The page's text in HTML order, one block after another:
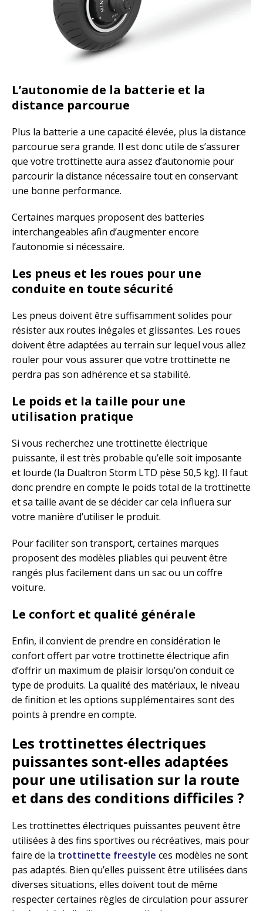
L’autonomie de la batterie et la
distance parcourue
Plus la batterie a une capacité élevée, plus la distance
parcourue sera grande. Il est donc utile de s’assurer
que votre trottinette aura assez d’autonomie pour
parcourir la distance nécessaire tout en conservant
une bonne performance.
Certaines marques proposent des batteries
interchangeables afin d’augmenter encore
l’autonomie si nécessaire.
Les pneus et les roues pour une
conduite en toute sécurité
Les pneus doivent être suffisamment solides pour
résister aux routes inégales et glissantes. Les roues
doivent être adaptées au terrain sur lequel vous allez
rouler pour vous assurer que votre trottinette ne
perdra pas son adhérence et sa stabilité.
Le poids et la taille pour une
utilisation pratique
Si vous recherchez une trottinette électrique
puissante, il est très probable qu’elle soit imposante
et lourde (la Dualtron Storm LTD pèse 50,5 kg). Il faut
donc prendre en compte le poids total de la trottinette
et sa taille avant de se décider car cela influera sur
votre manière d’utiliser le produit.
Pour faciliter son transport, certaines marques
proposent des modèles pliables qui peuvent être
rangés plus facilement dans un sac ou un coffre
voiture.
Le confort et qualité générale
Enfin, il convient de prendre en considération le
confort offert par votre trottinette électrique afin
d’offrir un maximum de plaisir lorsqu’on conduit ce
type de produits. La qualité des matériaux, le niveau
de finition et les options supplémentaires sont des
points à prendre en compte.
Les trottinettes électriques
puissantes sont-elles adaptées
pour une utilisation sur la route
et dans des conditions difficiles ?
Les trottinettes électriques puissantes peuvent être
utilisées à des fins sportives ou récréatives, mais pour
faire de la trottinette freestyle ces modèles ne sont
pas adaptés. Bien qu’elles puissent être utilisées dans
diverses situations, elles doivent tout de même
respecter certaines règles de circulation pour assurer